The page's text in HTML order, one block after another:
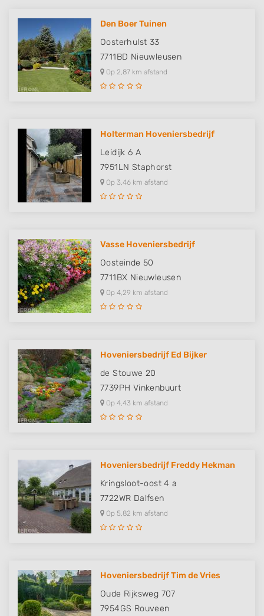
Den Boer Tuinen
Oosterhulst 33
7711BD Nieuwleusen
Op 2,87 km afstand
Holterman Hoveniersbedrijf
Leidijk 6 A
7951LN Staphorst
Op 3,46 km afstand
Vasse Hoveniersbedrijf
Oosteinde 50
7711BX Nieuwleusen
Op 4,29 km afstand
Hoveniersbedrijf Ed Bijker
de Stouwe 20
7739PH Vinkenbuurt
Op 4,43 km afstand
Hoveniersbedrijf Freddy Hekman
Kringsloot-oost 4 a
7722WR Dalfsen
Op 5,82 km afstand
Hoveniersbedrijf Tim de Vries
Oude Rijksweg 707
7954GS Rouveen